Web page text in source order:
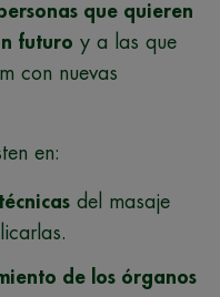
que quieren
futuro y a las que
con nuevas
en:
del masaje
de los órganos